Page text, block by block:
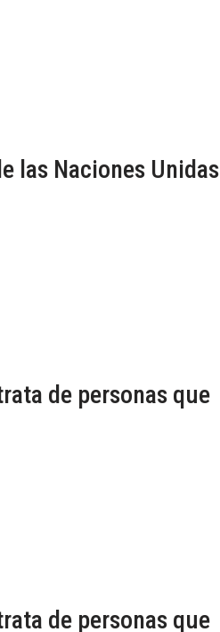
las Naciones Unidas
de personas que
de personas que